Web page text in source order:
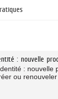
: nouvelle
:
ou